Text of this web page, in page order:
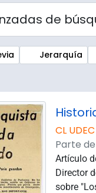
de
Jerarquía
CL
Parte de
Artículo
Director
sobre